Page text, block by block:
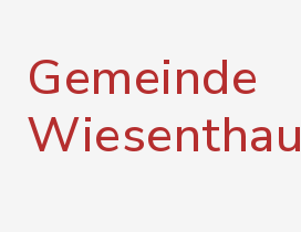
Gemeinde
Wiesenthau